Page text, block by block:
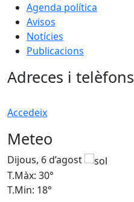
Agenda política
Avisos
Notícies
Publicacions
Adreces i telèfons
Accedeix
Meteo
Dijous, 6 d’agost
T.Màx: 30°
T.Min: 18°